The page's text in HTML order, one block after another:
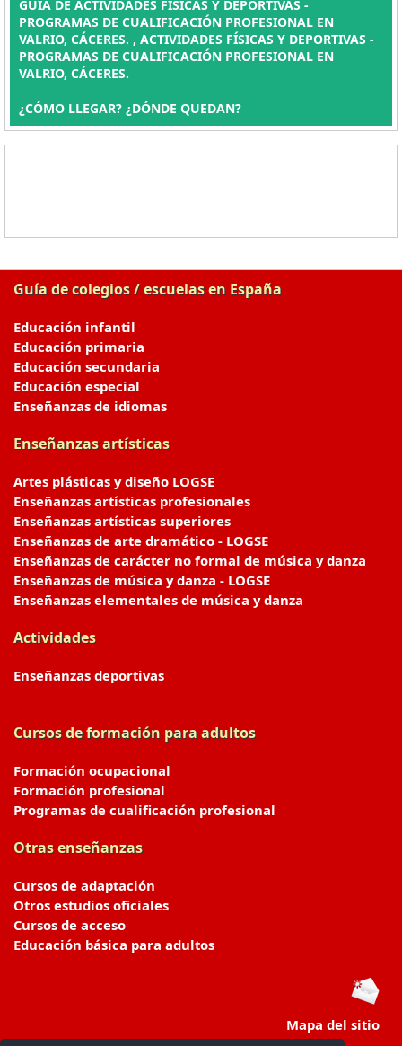
GUÍA DE ACTIVIDADES FÍSICAS Y DEPORTIVAS -
PROGRAMAS DE CUALIFICACIÓN PROFESIONAL EN
VALRIO, CÁCERES. , ACTIVIDADES FÍSICAS Y DEPORTIVAS -
PROGRAMAS DE CUALIFICACIÓN PROFESIONAL EN
VALRIO, CÁCERES.
¿CÓMO LLEGAR? ¿DÓNDE QUEDAN?
Guía de colegios / escuelas en España
Educación infantil
Educación primaria
Educación secundaria
Educación especial
Enseñanzas de idiomas
Enseñanzas artísticas
Artes plásticas y diseño LOGSE
Enseñanzas artísticas profesionales
Enseñanzas artísticas superiores
Enseñanzas de arte dramático - LOGSE
Enseñanzas de carácter no formal de música y danza
Enseñanzas de música y danza - LOGSE
Enseñanzas elementales de música y danza
Actividades
Enseñanzas deportivas
Cursos de formación para adultos
Formación ocupacional
Formación profesional
Programas de cualificación profesional
Otras enseñanzas
Cursos de adaptación
Otros estudios oficiales
Cursos de acceso
Educación básica para adultos
Mapa del sitio